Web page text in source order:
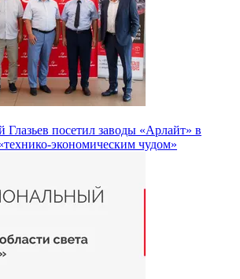
Глазьев посетил заводы «Арлайт» в
экономическим чудом»